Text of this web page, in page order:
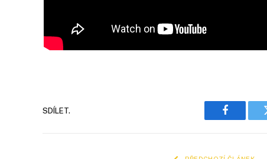
SDÍLET.
Facebook